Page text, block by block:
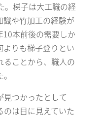
。梯子は大工職の経
識や竹加工の経験が
本前後の需要しか
よりも梯子登りとい
ることから、職人の
見つかったとして
は目に見えていた